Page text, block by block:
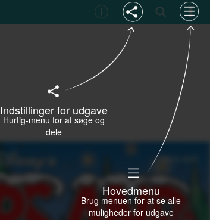
Hovedmenu
Brug menuen for at se alle
muligheder for udgave
Indstillinger for udgave
Hurtig-menu for at søge og
dele